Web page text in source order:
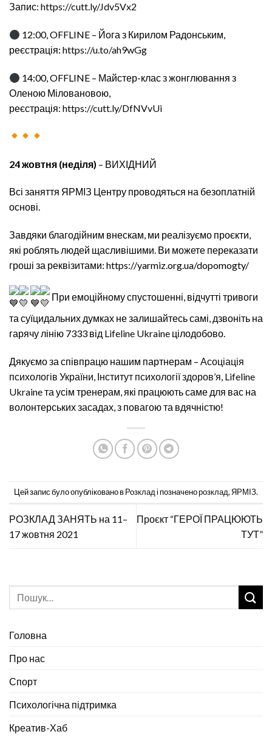
Запис: https://cutt.ly/Jdv5Vx2
12:00, OFFLINE – Йога з Кирилом Радонським,
реєстрація: https://u.to/ah9wGg
14:00, OFFLINE – Майстер-клас з жонглювання з
Оленою Міловановою,
реєстрація: https://cutt.ly/DfNVvUi
24 жовтня (неділя) – ВИХІДНИЙ
Всі заняття ЯРМІЗ Центру проводяться на безоплатній
основі.
Завдяки благодійним внескам, ми реалізуємо проєкти,
які роблять людей щасливішими. Ви можете переказати
гроші за реквізитами: https://yarmiz.org.ua/dopomogty/
При емоційному спустошенні, відчутті тривоги
та суїцидальних думках не залишайтесь самі, дзвоніть на
гарячу лінію 7333 від Lifeline Ukraine цілодобово.
Дякуємо за співпрацю нашим партнерам – Асоціація
психологів України, Інститут психології здоров’я, Lifeline
Ukraineта усім тренерам, які працюють саме для вас на
волонтерських засадах, з повагою та вдячністю!
Цей запис було опубліковано вРозкладі позначенорозклад, ЯРМІЗ.
РОЗКЛАД ЗАНЯТЬ на 11–
17 жовтня 2021
Проєкт “ГЕРОЇ ПРАЦЮЮТЬ
ТУТ”
Головна
Про нас
Спорт
Психологічна підтримка
Креатив-Хаб